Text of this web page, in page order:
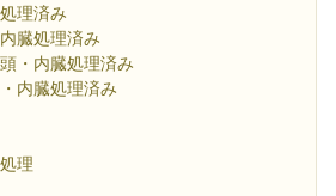
理済み
臓処理済み
・内臓処理済み
内臓処理済み
理